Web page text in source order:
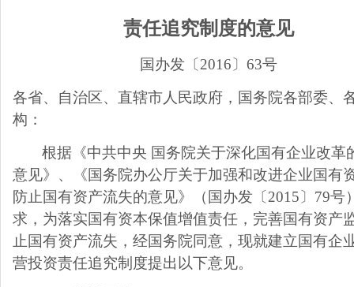
责任追究制度的意见
国办发〔 2016 〕 63号
各省、自治区、直辖市人民政府，国务院各部委、
构：
根据《中共中央 国务院关于深化国有企业改革
意见》、《国务院办公厅关于加强和改进企业国有
防止国有资产流失的意见》（国办发〔 2015 〕 79号
求，为落实国有资本保值增值责任，完善国有资产
止国有资产流失，经国务院同意，现就建立国有企
营投资责任追究制度提出以下意见。